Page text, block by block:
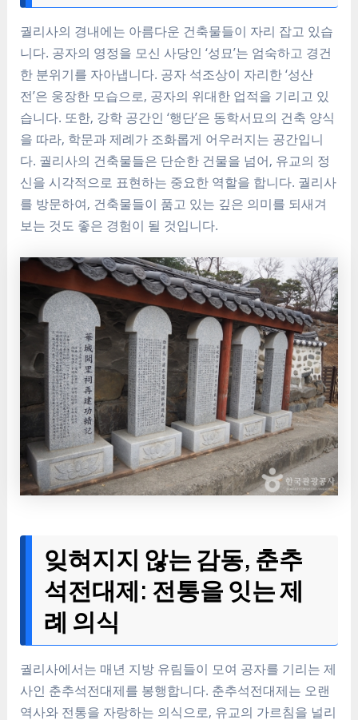
궐리사의 경내에는 아름다운 건축물들이 자리 잡고 있습
니다. 공자의 영정을 모신 사당인 ‘성묘’는 엄숙하고 경건
한 분위기를 자아냅니다. 공자 석조상이 자리한 ‘성산
전’은 웅장한 모습으로, 공자의 위대한 업적을 기리고 있
습니다. 또한, 강학 공간인 ‘행단’은 동학서묘의 건축 양식
을 따라, 학문과 제례가 조화롭게 어우러지는 공간입니
다. 궐리사의 건축물들은 단순한 건물을 넘어, 유교의 정
신을 시각적으로 표현하는 중요한 역할을 합니다. 궐리사
를 방문하여, 건축물들이 품고 있는 깊은 의미를 되새겨
보는 것도 좋은 경험이 될 것입니다.
잊혀지지 않는 감동, 춘추
석전대제: 전통을 잇는 제
례 의식
궐리사에서는 매년 지방 유림들이 모여 공자를 기리는 제
사인 춘추석전대제를 봉행합니다. 춘추석전대제는 오랜
역사와 전통을 자랑하는 의식으로, 유교의 가르침을 널리